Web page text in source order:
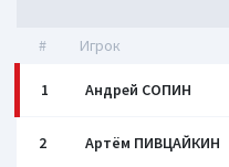
# Игрок
1 Андрей СОПИН
2 Артём ПИВЦАЙКИН